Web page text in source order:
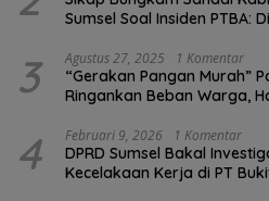
Sumsel Soal Insiden PTBA:
3 Agustus 27, 2025 1 Komentar
“Gerakan Pangan Murah”
Ringankan Beban Warga,
4 Februari 9, 2026 1 Komentar
DPRD Sumsel Bakal
Kecelakaan Kerja di PT